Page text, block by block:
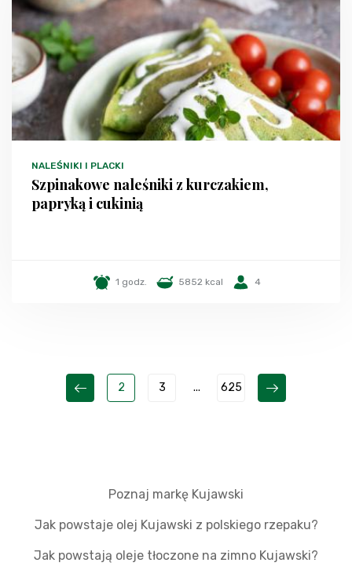
NALEŚNIKI I PLACKI
Szpinakowe naleśniki z kurczakiem,
papryką i cukinią
1 godz. 5852 kcal 4
2 3 ... 625
Poznaj markę Kujawski
Jak powstaje olej Kujawski z polskiego rzepaku?
Jak powstają oleje tłoczone na zimno Kujawski?